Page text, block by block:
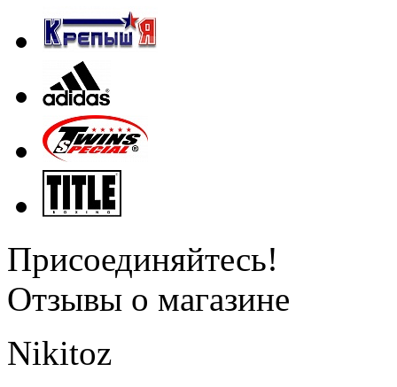
Присоединяйтесь!
Отзывы о магазине
Nikitoz